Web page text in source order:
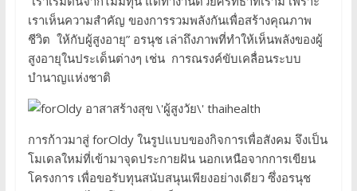
เราเห็นความสำคัญ ของการรวมพลังกันเพื่อสร้างคุณภาพ
ชีวิต ให้กับผู้สูงอายุ” อรนุช เล่าถึงภาพที่ทำให้เห็นพลังของผู้
สูงอายุในประเด็นต่างๆ เช่น การณรงค์ขับเคลื่อนระบบ
บำนาญแห่งชาติ
การก้าวมาสู่ forOldy ในรูปแบบของกิจการเพื่อสังคม จึงเป็น
โมเดลใหม่ที่เข้ามาจุดประกายฝัน นอกเหนือจากการเขียน
โครงการ เพื่อขอรับทุนสนับสนุนเพียงอย่างเดียว ซึ่งอรนุช